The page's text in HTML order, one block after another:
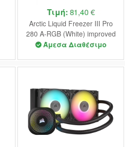
Τιμή: 81,40 €
Arctic Liquid Freezer III Pro
280 A-RGB (White) improved
AIO CPU Water Cooler
Άμεσα Διαθέσιμο